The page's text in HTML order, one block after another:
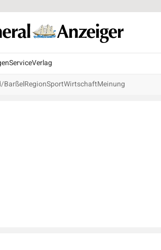
ServiceVerlag
BarßelRegionSportWirtschaftMeinung